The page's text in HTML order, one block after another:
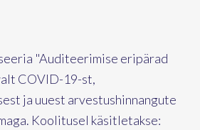
"Auditeerimise eripärad
COVID-19-st,
ja uuest arvestushinnangute
Koolitusel käsitletakse: